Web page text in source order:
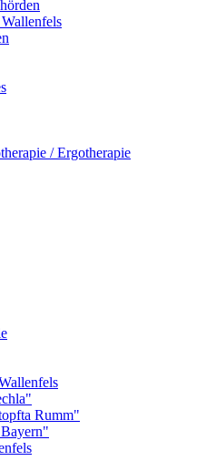
/ Ergotherapie
Rumm"